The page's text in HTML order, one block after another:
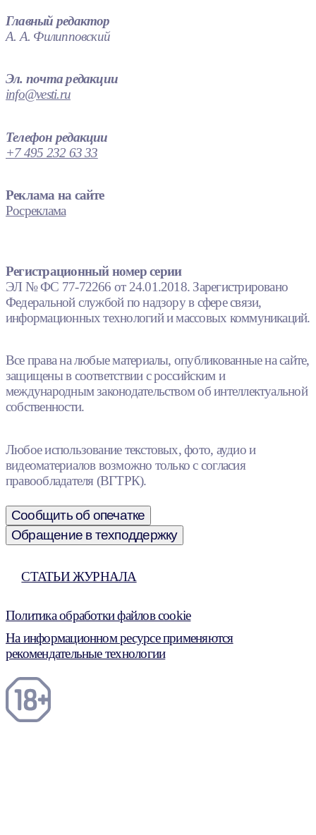
Главный редактор
А. А. Филипповский
Эл. почта редакции
info@vesti.ru
Телефон редакции
+7 495 232 63 33
Реклама на сайте
Росреклама
Регистрационный номер серии
ЭЛ № ФС 77-72266 от 24.01.2018. Зарегистрировано
Федеральной службой по надзору в сфере связи,
информационных технологий и массовых коммуникаций.
Все права на любые материалы, опубликованные на сайте,
защищены в соответствии с российским и
международным законодательством об интеллектуальной
собственности.
Любое использование текстовых, фото, аудио и
видеоматериалов возможно только с согласия
правообладателя (ВГТРК).
Сообщить об опечатке
Обращение в техподдержку
СТАТЬИ ЖУРНАЛА
Политика обработки файлов cookie
На информационном ресурсе применяются
рекомендательные технологии